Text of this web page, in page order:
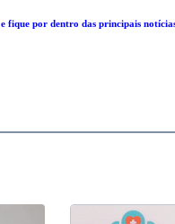
e fique por dentro das principais